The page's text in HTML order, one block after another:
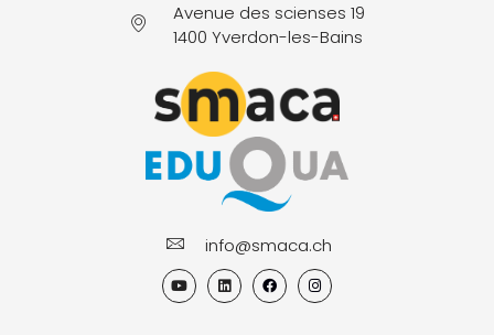
Avenue des scienses 19
1400 Yverdon-les-Bains
info@smaca.ch
Y
o
L
i
F
a
I
n